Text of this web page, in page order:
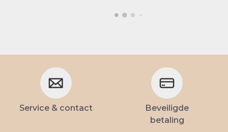
Service & contact
Beveiligde
betaling